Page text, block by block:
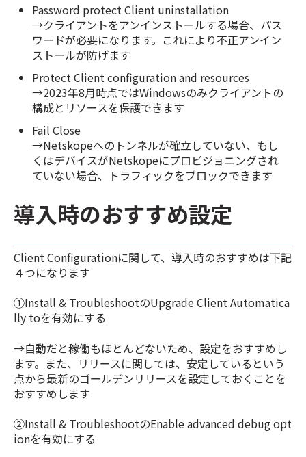
Password protect Client uninstallation
→クライアントをアンインストールする場合、パス
ワードが必要になります。これにより不正アンイン
ストールが防げます
Protect Client configuration and resources
→2023年8月時点ではWindowsのみクライアントの
構成とリソースを保護できます
Fail Close
→Netskopeへのトンネルが確立していない、もし
くはデバイスがNetskopeにプロビジョニングされ
ていない場合、トラフィックをブロックできます
導入時のおすすめ設定
Client Configurationに関して、導入時のおすすめは下記
４つになります
①Install & TroubleshootのUpgrade Client Automatica
lly toを有効にする
→自動だと稼働もほとんどないため、設定をおすすめし
ます。また、リリースに関しては、安定しているという
点から最新のゴールデンリリースを設定しておくことを
おすすめします
②Install & TroubleshootのEnable advanced debug opt
ionを有効にする